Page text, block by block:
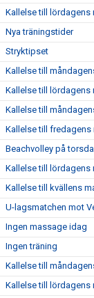
Kallelse till lördagens
Nya träningstider
Stryktipset
Kallelse till
Kallelse till lördagens
Kallelse till
Kallelse till
Beachvolley på
Kallelse till lördagens
Kallelse till kvällens
U-lagsmatchen mot
Ingen massage idag
Ingen träning
Kallelse till
Kallelse till lördagens